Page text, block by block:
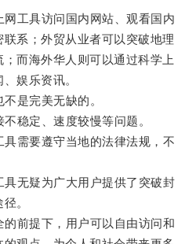
工具访问国内网站、观看国内
系；外贸从业者可以突破地理
而海外华人则可以通过科学上
娱乐资讯。
是完美无缺的。
定、速度较慢等问题。
需要遵守当地的法律法规，不
无疑为广大用户提供了突破封
。
前提下，用户可以自由访问和